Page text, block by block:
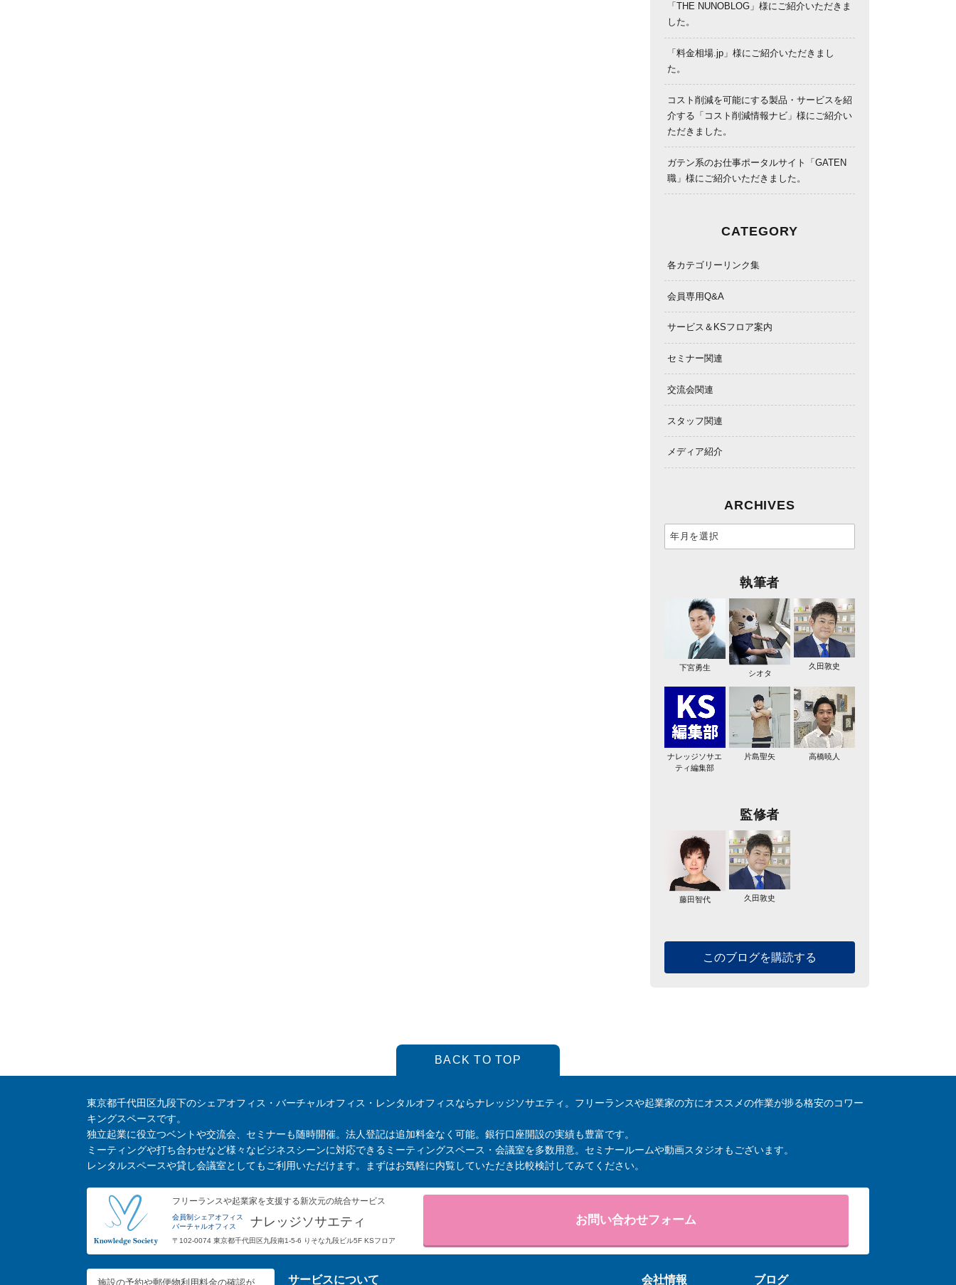
「THE NUNOBLOG」様にご紹介いただきま
した。
「料金相場.jp」様にご紹介いただきまし
た。
コスト削減を可能にする製品・サービスを紹
介する「コスト削減情報ナビ」様にご紹介い
ただきました。
ガテン系のお仕事ポータルサイト「GATEN
職」様にご紹介いただきました。
CATEGORY
各カテゴリーリンク集
会員専用Q&A
サービス＆KSフロア案内
セミナー関連
交流会関連
スタッフ関連
メディア紹介
ARCHIVES
執筆者
下宮勇生
シオタ
久田敦史
ナレッジソサエ
ティ編集部
片島聖矢 高橋暁人
監修者
藤田智代 久田敦史
このブログを購読する
BACK TO TOP
東京都千代田区九段下のシェアオフィス・バーチャルオフィス・レンタルオフィスならナレッジソサエティ。フリーランスや起業家の方にオススメの作業が捗る格安のコワー
キングスペースです。
独立起業に役立つベントや交流会、セミナーも随時開催。法人登記は追加料金なく可能。銀行口座開設の実績も豊富です。
ミーティングや打ち合わせなど様々なビジネスシーンに対応できるミーティングスペース・会議室を多数用意。セミナールームや動画スタジオもございます。
レンタルスペースや貸し会議室としてもご利用いただけます。まずはお気軽に内覧していただき比較検討してみてください。
フリーランスや起業家を支援する新次元の統合サービス
会員制シェアオフィス
バーチャルオフィス
ナレッジソサエティ
〒102-0074 東京都千代田区九段南1-5-6 りそな九段ビル5F KSフロア
お問い合わせフォーム
施設の予約や郵便物利用料金の確認が、 サービスについて 会社情報 ブログ